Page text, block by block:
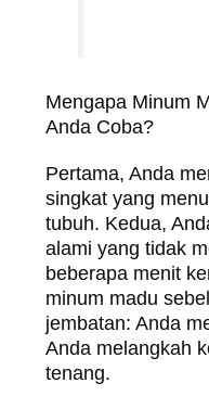
Mengapa Minum
Anda Coba?
Pertama, Anda
singkat yang
tubuh. Kedua,
alami yang tidak
beberapa menit
minum madu
jembatan: Anda
Anda melangkah
tenang.